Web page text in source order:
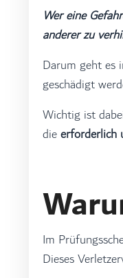
Wer eine
anderer zu
Darum geht es
geschädigt
Wichtig ist
dieerforderlich
Im
Dieses